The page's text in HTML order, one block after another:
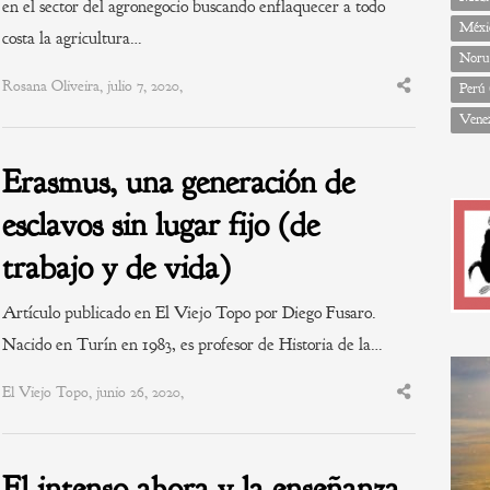
en el sector del agronegocio buscando enflaquecer a todo
costa la agricultura…
Rosana Oliveira, julio 7, 2020, Share
Erasmus, una generación de
esclavos sin lugar fijo (de
trabajo y de vida)
Artículo publicado en El Viejo Topo por Diego Fusaro.
Nacido en Turín en 1983, es profesor de Historia de la…
El Viejo Topo, junio 26, 2020, Share
Perú